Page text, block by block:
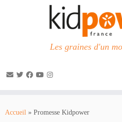
Les graines d'un
Accueil » Promesse Kidpower